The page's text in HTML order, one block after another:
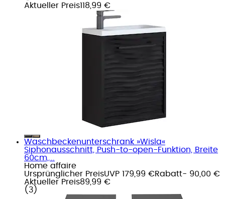
Aktueller Preis118,99 €
Waschbeckenunterschrank »Wisla«
Siphonausschnitt, Push-to-open-Funktion, Breite
60cm,...
Home affaire
Ursprünglicher PreisUVP 179,99 €Rabatt- 90,00 €
Aktueller Preis89,99 €
( 3 )